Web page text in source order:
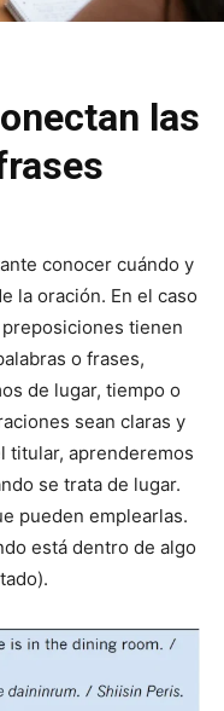
las
conocer cuándo y
la oración. En el caso
tienen
o frases,
de lugar, tiempo o
sean claras y
titular, aprenderemos
se trata de lugar.
pueden emplearlas.
está dentro de algo